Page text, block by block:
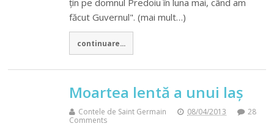
făcut Guvernul". (mai mult…)
continuare...
Moartea lentă a unui laș
Contele de Saint Germain 08/04/2013
28
Comments